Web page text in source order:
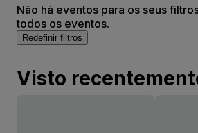
Não há eventos para os seus
todos os eventos.
Redefinir filtros
Visto